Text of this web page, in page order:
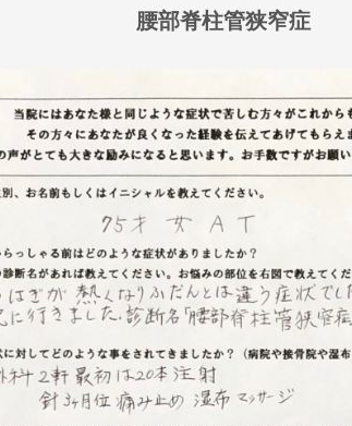
腰部脊柱管狭窄症